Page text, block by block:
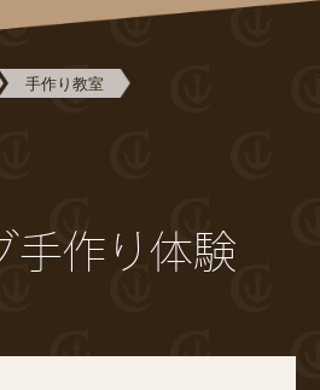
手作り教室
作り体験